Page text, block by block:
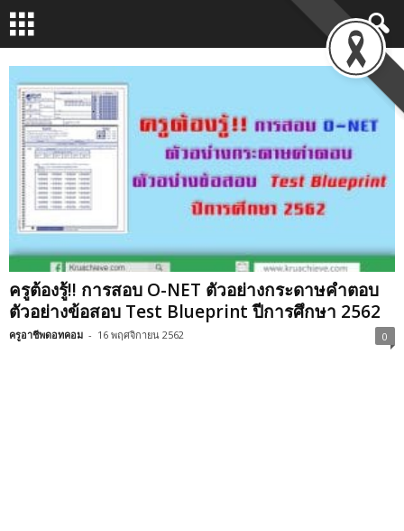
ครูต้องรู้!! การสอบ O-NET ตัวอย่างกระดาษคำตอบ
ตัวอย่างข้อสอบ Test Blueprint ปีการศึกษา 2562
ครูอาชีพดอทคอม - 16 พฤศจิกายน 2562 0